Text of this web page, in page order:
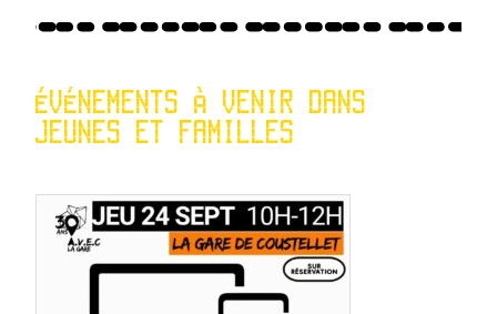
ÉVÉNEMENTS À VENIR DANS
JEUNES ET FAMILLES